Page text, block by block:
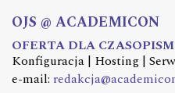
OJS @ ACADEMICON
OFERTA DLA CZASOPISM
Konfiguracja | Hosting |
e-mail: